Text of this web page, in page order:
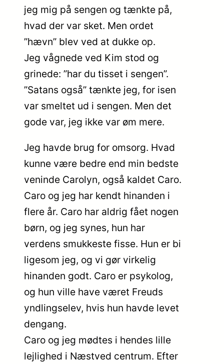
jeg mig på sengen og tænkte på,
hvad der var sket. Men ordet
”hævn” blev ved at dukke op.
Jeg vågnede ved Kim stod og
grinede: ”har du tisset i sengen”.
”Satans også” tænkte jeg, for isen
var smeltet ud i sengen. Men det
gode var, jeg ikke var øm mere.
Jeg havde brug for omsorg. Hvad
kunne være bedre end min bedste
veninde Carolyn, også kaldet Caro.
Caro og jeg har kendt hinanden i
flere år. Caro har aldrig fået nogen
børn, og jeg synes, hun har
verdens smukkeste fisse. Hun er bi
ligesom jeg, og vi gør virkelig
hinanden godt. Caro er psykolog,
og hun ville have været Freuds
yndlingselev, hvis hun havde levet
dengang.
Caro og jeg mødtes i hendes lille
lejlighed i Næstved centrum. Efter